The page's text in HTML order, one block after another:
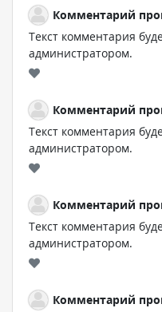
Комментарий
Текст комментария
администратором.
Комментарий
Текст комментария
администратором.
Комментарий
Текст комментария
администратором.
Комментарий